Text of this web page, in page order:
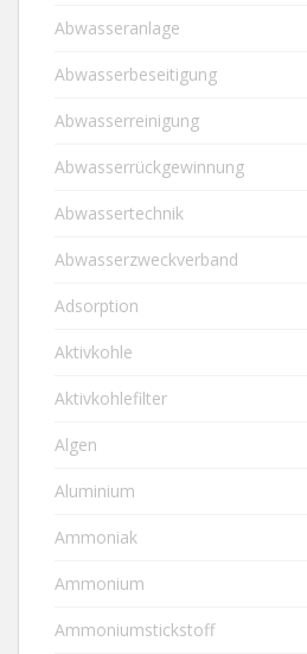
Abwasseranlage
Abwasserbeseitigung
Abwasserreinigung
Abwasserrückgewinnung
Abwassertechnik
Abwasserzweckverband
Adsorption
Aktivkohle
Aktivkohlefilter
Algen
Aluminium
Ammoniak
Ammonium
Ammoniumstickstoff